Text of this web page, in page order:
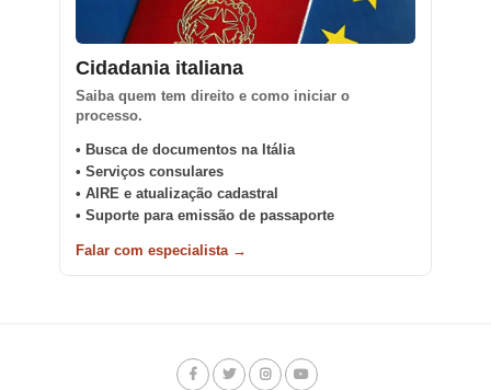
Cidadania italiana
Saiba quem tem direito e como iniciar o
processo.
• Busca de documentos na Itália
• Serviços consulares
• AIRE e atualização cadastral
• Suporte para emissão de passaporte
Falar com especialista →